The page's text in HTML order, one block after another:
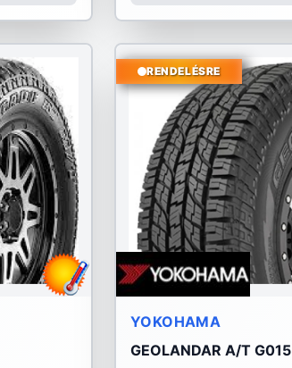
RENDELÉSRE
YOKOHAMA
GEOLANDAR A/T G015